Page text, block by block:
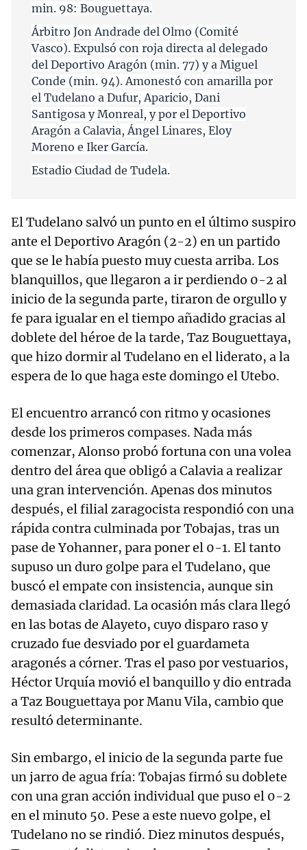
min. 98: Bouguettaya.
Árbitro Jon Andrade del Olmo (Comité
Vasco). Expulsó con roja directa al delegado
del Deportivo Aragón (min. 77) y a Miguel
Conde (min. 94). Amonestó con amarilla por
el Tudelano a Dufur, Aparicio, Dani
Santigosa y Monreal, y por el Deportivo
Aragón a Calavia, Ángel Linares, Eloy
Moreno e Iker García.
Estadio Ciudad de Tudela.
El Tudelano salvó un punto en el último suspiro
ante el Deportivo Aragón (2-2) en un partido
que se le había puesto muy cuesta arriba. Los
blanquillos, que llegaron a ir perdiendo 0-2 al
inicio de la segunda parte, tiraron de orgullo y
fe para igualar en el tiempo añadido gracias al
doblete del héroe de la tarde, Taz Bouguettaya,
que hizo dormir al Tudelano en el liderato, a la
espera de lo que haga este domingo el Utebo.
El encuentro arrancó con ritmo y ocasiones
desde los primeros compases. Nada más
comenzar, Alonso probó fortuna con una volea
dentro del área que obligó a Calavia a realizar
una gran intervención. Apenas dos minutos
después, el filial zaragocista respondió con una
rápida contra culminada por Tobajas, tras un
pase de Yohanner, para poner el 0-1. El tanto
supuso un duro golpe para el Tudelano, que
buscó el empate con insistencia, aunque sin
demasiada claridad. La ocasión más clara llegó
en las botas de Alayeto, cuyo disparo raso y
cruzado fue desviado por el guardameta
aragonés a córner. Tras el paso por vestuarios,
Héctor Urquía movió el banquillo y dio entrada
a Taz Bouguettaya por Manu Vila, cambio que
resultó determinante.
Sin embargo, el inicio de la segunda parte fue
un jarro de agua fría: Tobajas firmó su doblete
con una gran acción individual que puso el 0-2
en el minuto 50. Pese a este nuevo golpe, el
Tudelano no se rindió. Diez minutos después,